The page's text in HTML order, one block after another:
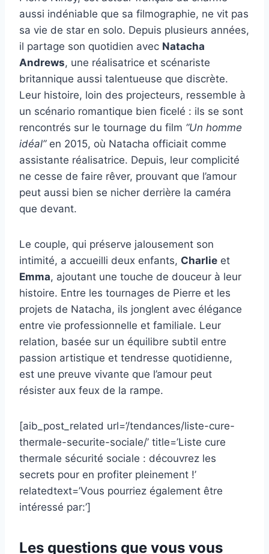
aussi indéniable que sa filmographie, ne vit pas
sa vie de star en solo. Depuis plusieurs années,
il partage son quotidien avec Natacha
Andrews, une réalisatrice et scénariste
britannique aussi talentueuse que discrète.
Leur histoire, loin des projecteurs, ressemble à
un scénario romantique bien ficelé : ils se sont
rencontrés sur le tournage du film “Un homme
idéal”en 2015, où Natacha officiait comme
assistante réalisatrice. Depuis, leur complicité
ne cesse de faire rêver, prouvant que l’amour
peut aussi bien se nicher derrière la caméra
que devant.
Le couple, qui préserve jalousement son
intimité, a accueilli deux enfants, Charlie et
Emma, ajoutant une touche de douceur à leur
histoire. Entre les tournages de Pierre et les
projets de Natacha, ils jonglent avec élégance
entre vie professionnelle et familiale. Leur
relation, basée sur un équilibre subtil entre
passion artistique et tendresse quotidienne,
est une preuve vivante que l’amour peut
résister aux feux de la rampe.
[aib_post_related url=’/tendances/liste-cure-
thermale-securite-sociale/’ title=’Liste cure
thermale sécurité sociale : découvrez les
secrets pour en profiter pleinement !’
relatedtext=’Vous pourriez également être
intéressé par:’]
Les questions que vous vous